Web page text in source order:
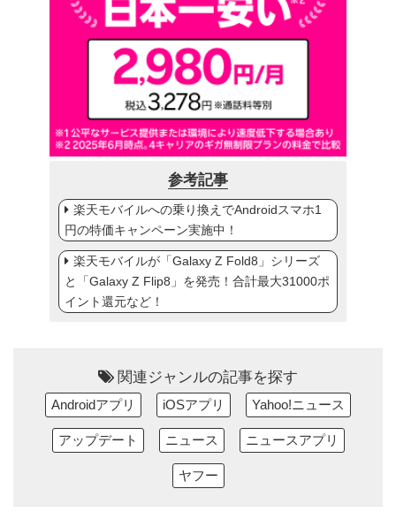
参考記事
楽天モバイルへの乗り換えでAndroidスマホ1
円の特価キャンペーン実施中！
楽天モバイルが「Galaxy Z Fold8」シリーズ
と「Galaxy Z Flip8」を発売！合計最大31000ポ
イント還元など！
関連ジャンルの記事を探す
Androidアプリ iOSアプリ Yahoo!ニュース
アップデート ニュース ニュースアプリ
ヤフー